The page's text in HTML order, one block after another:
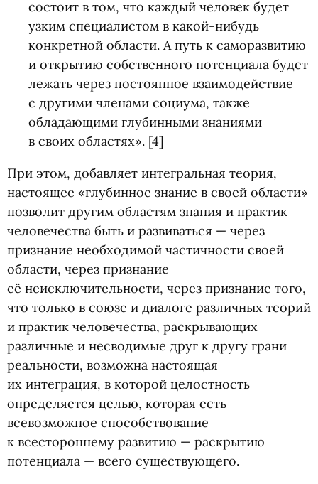
состоит в том, что каждый человек будет
узким специалистом в какой-нибудь
конкретной области. А путь к саморазвитию
и открытию собственного потенциала будет
лежать через постоянное взаимодействие
с другими членами социума, также
обладающими глубинными знаниями
в своих областях». [4]
При этом, добавляет интегральная теория,
настоящее «глубинное знание в своей области»
позволит другим областям знания и практик
человечества быть и развиваться — через
признание необходимой частичности своей
области, через признание
её неисключительности, через признание того,
что только в союзе и диалоге различных теорий
и практик человечества, раскрывающих
различные и несводимые друг к другу грани
реальности, возможна настоящая
их интеграция, в которой целостность
определяется целью, которая есть
всевозможное способствование
к всестороннему развитию — раскрытию
потенциала — всего существующего.